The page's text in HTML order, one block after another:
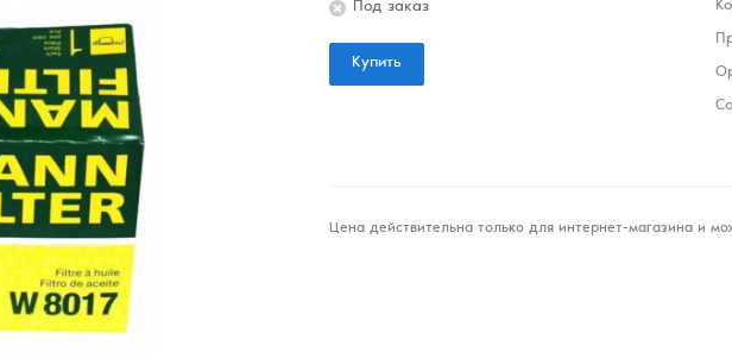
Под заказ
Купить
Цена действительна только для интернет-магазина и